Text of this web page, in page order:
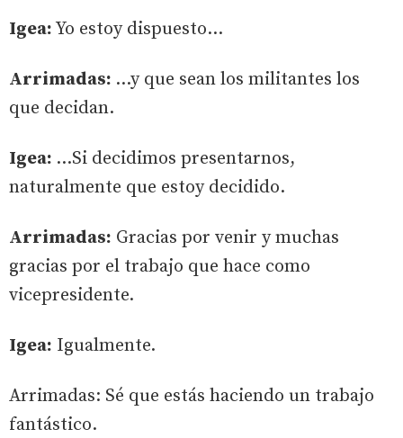
Igea: Yo estoy dispuesto…
Arrimadas: …y que sean los militantes los
que decidan.
Igea: …Si decidimos presentarnos,
naturalmente que estoy decidido.
Arrimadas: Gracias por venir y muchas
gracias por el trabajo que hace como
vicepresidente.
Igea: Igualmente.
Arrimadas: Sé que estás haciendo un trabajo
fantástico.